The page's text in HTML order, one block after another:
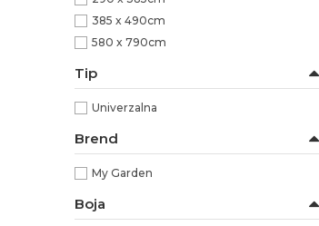
385 x 490cm
580 x 790cm
Tip
Univerzalna
Brend
My Garden
Boja